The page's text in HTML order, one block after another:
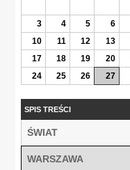
3
4 5 6
10
11 12 13
17
18 19 20
24
25 26 27
SPIS TREŚCI
ŚWIAT
WARSZAWA